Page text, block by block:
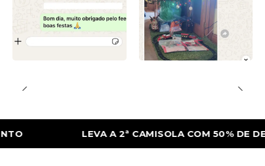
LEVA A 2ª CAMISOLA COM 50% DE